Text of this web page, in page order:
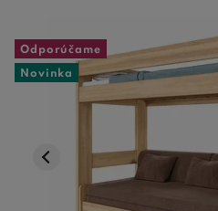
Odporúčame
Novinka